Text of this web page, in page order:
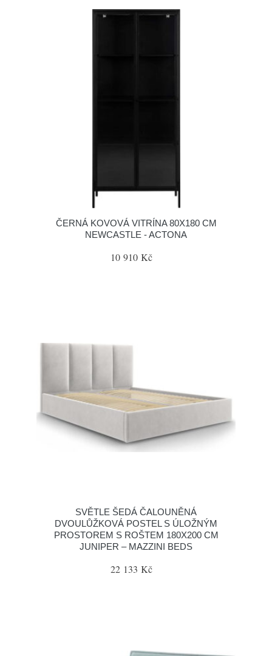
ČERNÁ KOVOVÁ VITRÍNA 80X180 CM
NEWCASTLE - ACTONA
10 910 Kč
SVĚTLE ŠEDÁ ČALOUNĚNÁ
DVOULŮŽKOVÁ POSTEL S ÚLOŽNÝM
PROSTOREM S ROŠTEM 180X200 CM
JUNIPER – MAZZINI BEDS
22 133 Kč